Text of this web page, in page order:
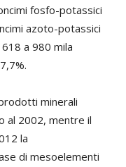
fosfo-potassici
azoto-potassici
a 980 mila
minerali
al 2002, mentre il
la
di mesoelementi